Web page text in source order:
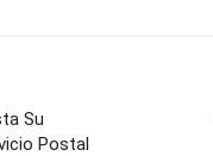
Su
Postal